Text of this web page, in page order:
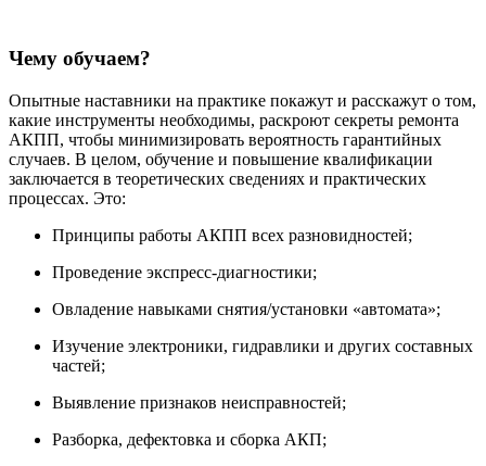
Чему обучаем?
Опытные наставники на практике покажут и расскажут о том,
какие инструменты необходимы, раскроют секреты ремонта
АКПП, чтобы минимизировать вероятность гарантийных
случаев. В целом, обучение и повышение квалификации
заключается в теоретических сведениях и практических
процессах. Это:
Принципы работы АКПП всех разновидностей;
Проведение экспресс-диагностики;
Овладение навыками снятия/установки «автомата»;
Изучение электроники, гидравлики и других составных
частей;
Выявление признаков неисправностей;
Разборка, дефектовка и сборка АКП;